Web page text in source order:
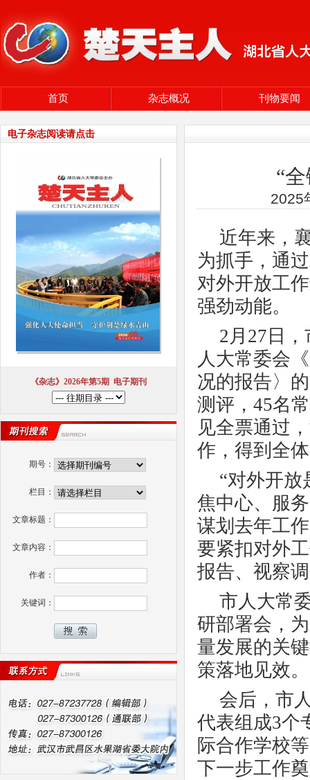
首页 杂志概况 刊物要闻
电子杂志阅读请点击
《杂志》2026年第5期 电子期刊
期号：
栏目：
文章标题：
文章内容：
作者：
关键词：
“
2025
近年来，
为抓手，通
对外开放工
强劲动能。
2 月 27 日
人大常委会
况的报告〉
测评， 45名
见全票通过
作，得到全
“对外开
焦中心、服
谋划去年工
要紧扣对外
报告、视察
市人大常
研部署会，
量发展的关
策落地见效。
会后，市
代表组成3个
际合作学校
下一步工作